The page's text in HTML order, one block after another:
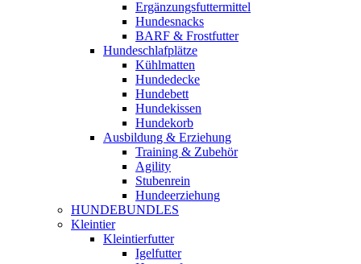
Ergänzungsfuttermittel
Hundesnacks
BARF & Frostfutter
Hundeschlafplätze
Kühlmatten
Hundedecke
Hundebett
Hundekissen
Hundekorb
Ausbildung & Erziehung
Training & Zubehör
Agility
Stubenrein
Hundeerziehung
HUNDEBUNDLES
Kleintier
Kleintierfutter
Igelfutter